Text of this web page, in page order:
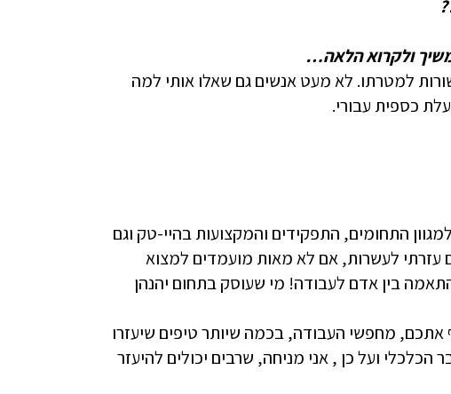
ולקרוא הלאה…
למטרתו. לא מעט אנשים גם שאלו אותי למה
כספית עבורי.
התחומים, התפקידים והמקצועות בהיי-טק וגם
לעשרות, אם לא מאות מועמדים למצוא
בין אדם לעבודה! מי שעוסק בתחום יהנהן
מחפשי העבודה, בכמה שיותר טיפים שיעזרו
ועל כן , אני מניחה, שרבים יכולים להיעזר